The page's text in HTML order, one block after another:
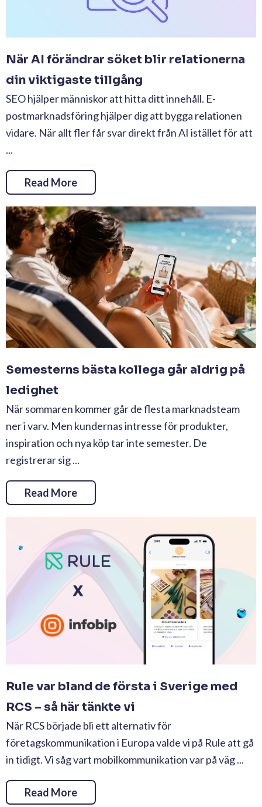
När AI förändrar söket blir relationerna
din viktigaste tillgång
SEO hjälper människor att hitta ditt innehåll. E-
postmarknadsföring hjälper dig att bygga relationen
vidare. När allt fler får svar direkt från AI istället för att
...
Read More
Semesterns bästa kollega går aldrig på
ledighet
När sommaren kommer går de flesta marknadsteam
ner i varv. Men kundernas intresse för produkter,
inspiration och nya köp tar inte semester. De
registrerar sig ...
Read More
Rule var bland de första i Sverige med
RCS – så här tänkte vi
När RCS började bli ett alternativ för
företagskommunikation i Europa valde vi på Rule att gå
in tidigt. Vi såg vart mobilkommunikation var på väg ...
Read More